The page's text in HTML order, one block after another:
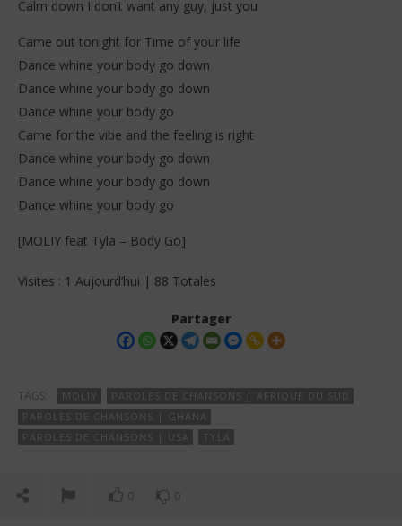
Calm down I don’t want any guy, just you
Came out tonight for Time of your life
Dance whine your body go down
Dance whine your body go down
Dance whine your body go
Came for the vibe and the feeling is right
Dance whine your body go down
Dance whine your body go down
Dance whine your body go
[MOLIY feat Tyla – Body Go]
Visites : 1 Aujourd’hui | 88 Totales
Partager
TAGS: MOLIY
PAROLES DE CHANSONS | AFRIQUE DU SUD
PAROLES DE CHANSONS | GHANA
PAROLES DE CHANSONS | USA
TYLA
0 0